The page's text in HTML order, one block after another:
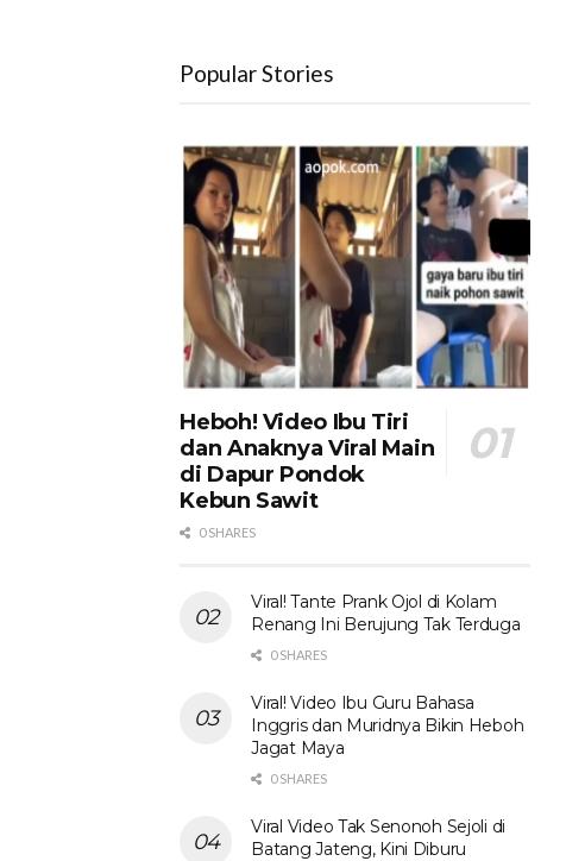
Popular Stories
Heboh! Video Ibu Tiri
dan Anaknya Viral Main
di Dapur Pondok
Kebun Sawit
0 SHARES
Viral! Tante Prank Ojol di Kolam
Renang Ini Berujung Tak Terduga
0 SHARES
Viral! Video Ibu Guru Bahasa
Inggris dan Muridnya Bikin Heboh
Jagat Maya
0 SHARES
Viral Video Tak Senonoh Sejoli di
Batang Jateng, Kini Diburu